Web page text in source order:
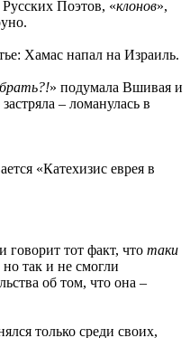
Поэтов, «клонов»,
Хамас напал на Израиль.
» подумала Вшивая и
– ломанулась в
«Катехизис еврея в
тот факт, что таки
но так и не смогли
об том, что она –
только среди своих,